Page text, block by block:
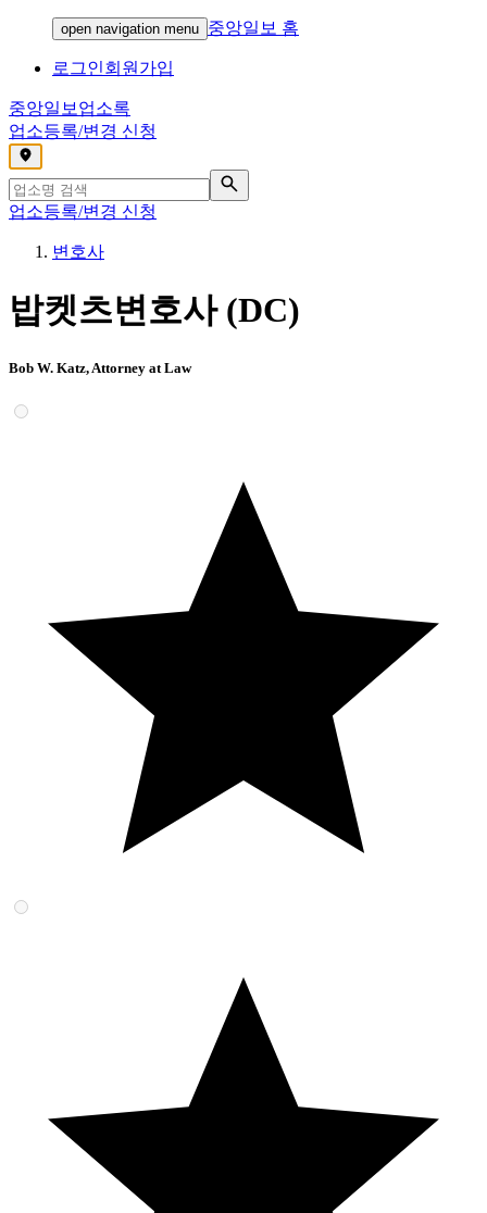
open navigation menu 중앙일보 홈
로그인회원가입
중앙일보 업소록
업소등록/변경 신청
,
업소등록/변경 신청
변호사
밥켓츠변호사 (DC)
Bob W. Katz, Attorney at Law